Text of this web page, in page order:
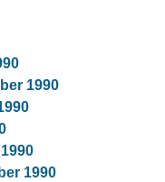
1990
1990